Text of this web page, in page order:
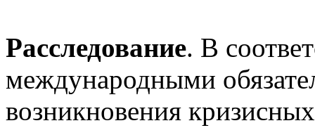
Расследование. В
международными
возникновения